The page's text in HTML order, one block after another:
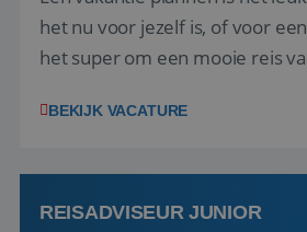
het nu voor jezelf is, of voor
het super om een mooie reis
vakantiegangers de meest
werken: of het nu gaat om
BEKIJK VACATURE
REISADVISEUR JUNIOR